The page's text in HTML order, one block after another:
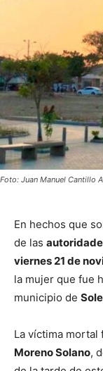
Foto: Juan Manuel Cantillo
En hechos que
de las
viernes 21 de
la mujer que fue
municipio de
La víctima mortal
Moreno Solano,